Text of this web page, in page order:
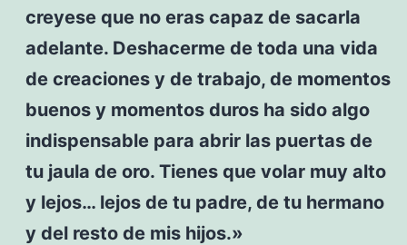
creyese que no eras capaz de sacarla
adelante. Deshacerme de toda una vida
de creaciones y de trabajo, de momentos
buenos y momentos duros ha sido algo
indispensable para abrir las puertas de
tu jaula de oro. Tienes que volar muy alto
y lejos… lejos de tu padre, de tu hermano
y del resto de mis hijos.»